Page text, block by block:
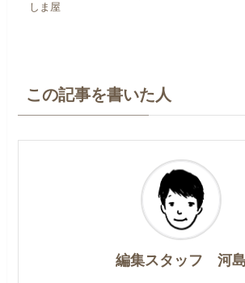
しま屋
この記事を書いた人
編集スタッフ 河島